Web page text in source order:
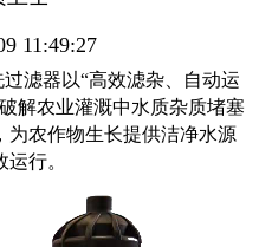
11:49:27
滤器以“高效滤杂、自动运
解农业灌溉中水质杂质堵塞
为农作物生长提供洁净水源
行。